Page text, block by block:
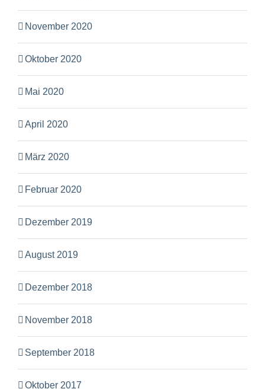
November 2020
Oktober 2020
Mai 2020
April 2020
März 2020
Februar 2020
Dezember 2019
August 2019
Dezember 2018
November 2018
September 2018
Oktober 2017